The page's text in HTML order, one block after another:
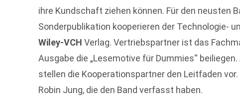
ihre Kundschaft ziehen können. Für den neusten
Sonderpublikation kooperieren der Technologie-
Wiley-VCH Verlag. Vertriebspartner ist das
Ausgabe die „Lesemotive für Dummies“
stellen die Kooperationspartner den Leitfaden
Robin Jung, die den Band verfasst haben.